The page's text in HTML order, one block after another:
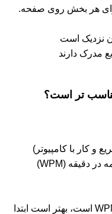
هر بخش روی صفحه.
نزدیک است
مدرک دارند
تر است؟
و کار با کامپیوتر)
نکته: اگر سرعت تایپ شما کمتر از 30 WPM است، بهتر است ابتدا